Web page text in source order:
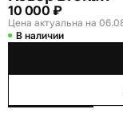
10 000 ₽
Цена актуальна на
В наличии